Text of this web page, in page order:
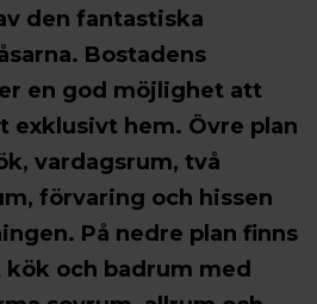
den fantastiska
Bostadens
en god möjlighet att
exklusivt hem. Övre plan
vardagsrum, två
förvaring och hissen
På nedre plan finns
och badrum med